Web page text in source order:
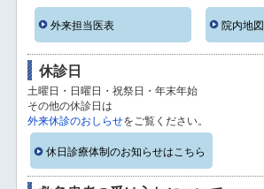
外来担当医表 院内地図
休診日
土曜日・日曜日・祝祭日・年末年始
その他の休診日は
外来休診のおしらせをご覧ください。
休日診療体制のお知らせはこちら